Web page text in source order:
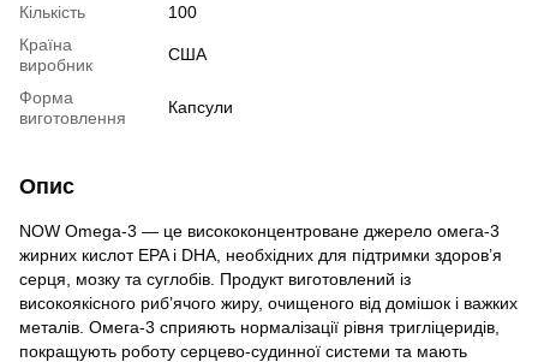
Кількість
100
Країна
виробник
США
Форма
виготовлення
Капсули
Опис
NOW Omega-3 — це висококонцентроване джерело омега-3
жирних кислот EPA і DHA, необхідних для підтримки здоров’я
серця, мозку та суглобів. Продукт виготовлений із
високоякісного риб’ячого жиру, очищеного від домішок і важких
металів. Омега-3 сприяють нормалізації рівня тригліцеридів,
покращують роботу серцево-судинної системи та мають